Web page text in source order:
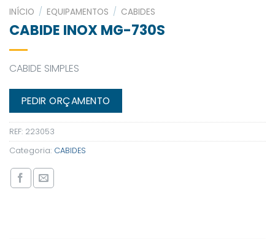
INÍCIO / EQUIPAMENTOS / CABIDES
CABIDE INOX MG-730S
CABIDE SIMPLES
PEDIR ORÇAMENTO
REF: 223053
Categoria: CABIDES